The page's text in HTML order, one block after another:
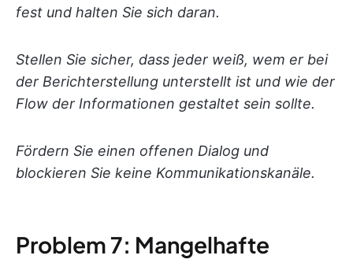
fest und halten Sie sich daran.
Stellen Sie sicher, dass jeder weiß, wem er bei
der Berichterstellung unterstellt ist und wie der
Flow der Informationen gestaltet sein sollte.
Fördern Sie einen offenen Dialog und
blockieren Sie keine Kommunikationskanäle.
Problem 7: Mangelhafte